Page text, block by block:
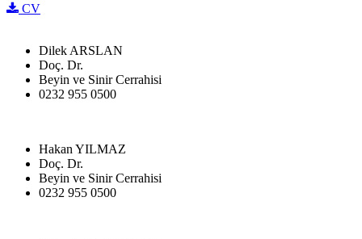
CV
Dilek ARSLAN
Doç. Dr.
Beyin ve Sinir Cerrahisi
0232 955 0500
Hakan YILMAZ
Doç. Dr.
Beyin ve Sinir Cerrahisi
0232 955 0500